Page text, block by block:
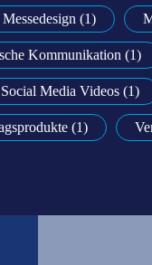
Messedesign (1)
Kommunikation (1)
Social Media Videos (1)
(1)